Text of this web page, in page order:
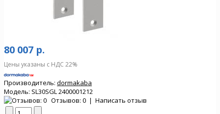
80 007 р.
Цены указаны с НДС 22%
Производитель: dormakaba
Модель: SL30SGL 2400001212
Отзывов: 0 | Написать отзыв